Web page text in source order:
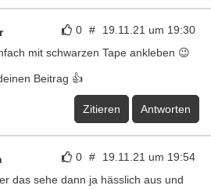
0 # 19.11.21 um 19:30
mit schwarzen Tape ankleben 😉
Beitrag 👍
Zitieren Antworten
0 # 19.11.21 um 19:54
das sehe dann ja hässlich aus und